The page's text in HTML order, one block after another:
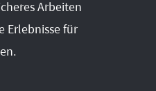
Arbeiten
Erlebnisse für